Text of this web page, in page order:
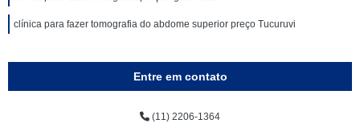
clínica para fazer tomografia do abdome superior preço Tucuruvi
Entre em contato
(11) 2206-1364